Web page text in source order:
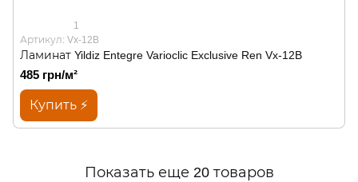
1
Артикул: Vx-12B
Ламинат Yildiz Entegre Varioclic Exclusive Ren Vx-12B
485 грн/м²
Купить ⚡
Показать еще 20 товаров